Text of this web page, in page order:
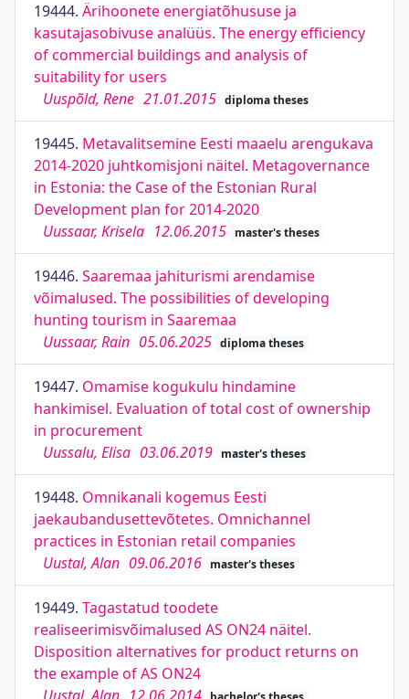
19444. Ärihoonete energiatõhususe ja
kasutajasobivuse analüüs. The energy efficiency
of commercial buildings and analysis of
suitability for users
Uuspõld, Rene 21.01.2015 diploma theses
19445. Metavalitsemine Eesti maaelu arengukava
2014-2020 juhtkomisjoni näitel. Metagovernance
in Estonia: the Case of the Estonian Rural
Development plan for 2014-2020
Uussaar, Krisela 12.06.2015 master's theses
19446. Saaremaa jahiturismi arendamise
võimalused. The possibilities of developing
hunting tourism in Saaremaa
Uussaar, Rain 05.06.2025 diploma theses
19447. Omamise kogukulu hindamine
hankimisel. Evaluation of total cost of ownership
in procurement
Uussalu, Elisa 03.06.2019 master's theses
19448. Omnikanali kogemus Eesti
jaekaubandusettevõtetes. Omnichannel
practices in Estonian retail companies
Uustal, Alan 09.06.2016 master's theses
19449. Tagastatud toodete
realiseerimisvõimalused AS ON24 näitel.
Disposition alternatives for product returns on
the example of AS ON24